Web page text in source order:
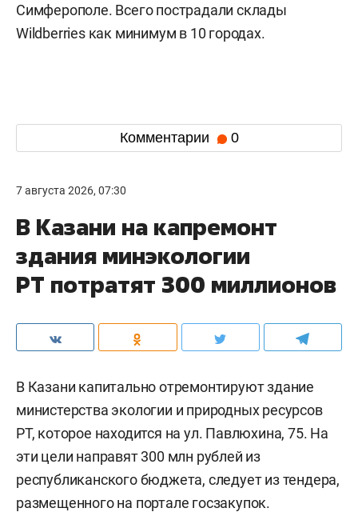
Симферополе. Всего пострадали склады
Wildberries как минимум в 10 городах.
Комментарии 0
7 августа 2026, 07:30
В Казани на капремонт
здания минэкологии
РТ потратят 300 миллионов
В Казани капитально отремонтируют здание
министерства экологии и природных ресурсов
РТ, которое находится на ул. Павлюхина, 75. На
эти цели направят 300 млн рублей из
республиканского бюджета, следует из тендера,
размещенного на портале госзакупок.